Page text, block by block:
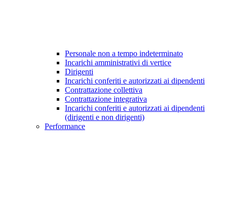
Personale non a tempo indeterminato
Incarichi amministrativi di vertice
Dirigenti
Incarichi conferiti e autorizzati ai dipendenti
Contrattazione collettiva
Contrattazione integrativa
Incarichi conferiti e autorizzati ai dipendenti
(dirigenti e non dirigenti)
Performance